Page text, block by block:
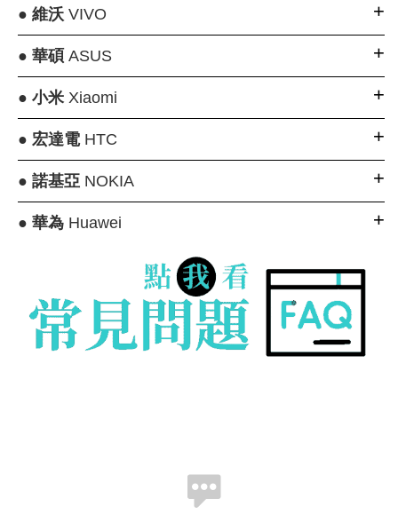
● 維沃VIVO
● 華碩ASUS
● 小米Xiaomi
● 宏達電HTC
● 諾基亞NOKIA
● 華為Huawei